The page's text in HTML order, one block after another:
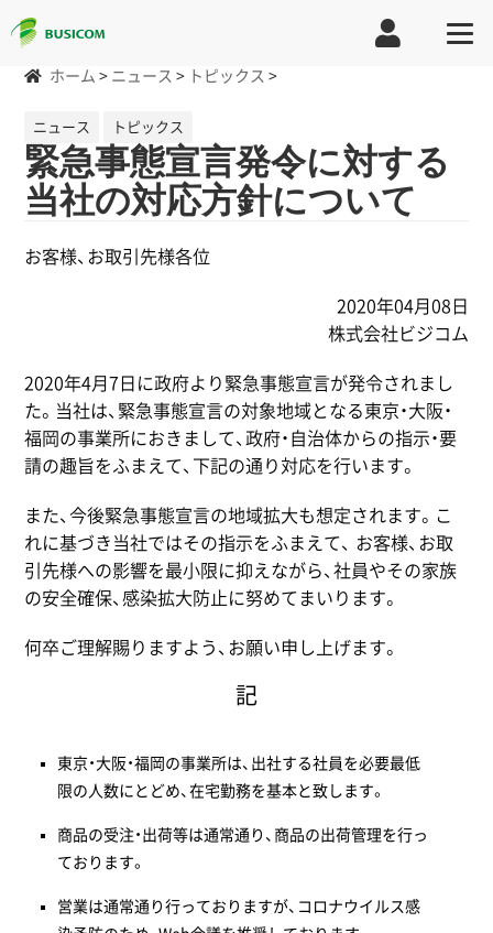
ホーム > ニュース > トピックス >
ニュース トピックス
緊急事態宣言発令に対する
当社の対応方針について
お客様、お取引先様各位
2020年04月08日
株式会社ビジコム
2020年4月7日に政府より緊急事態宣言が発令されまし
た。当社は、緊急事態宣言の対象地域となる東京・大阪・
福岡の事業所におきまして、政府・自治体からの指示・要
請の趣旨をふまえて、下記の通り対応を行います。
また、今後緊急事態宣言の地域拡大も想定されます。こ
れに基づき当社ではその指示をふまえて、 お客様、お取
引先様への影響を最小限に抑えながら、社員やその家族
の安全確保、感染拡大防止に努めてまいります。
何卒ご理解賜りますよう、お願い申し上げます。
記
東京・大阪・福岡の事業所は、出社する社員を必要最低
限の人数にとどめ、在宅勤務を基本と致します。
商品の受注・出荷等は通常通り、商品の出荷管理を行っ
ております。
営業は通常通り行っておりますが、コロナウイルス感